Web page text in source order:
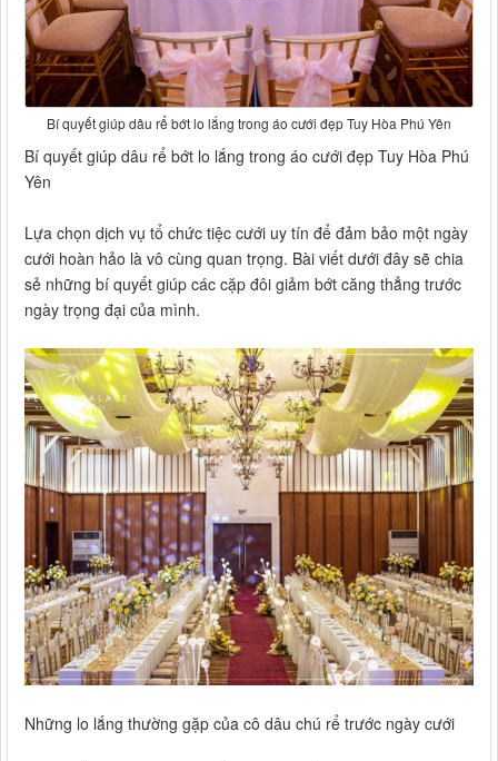
Bí quyết giúp dâu rể bớt lo lắng trong áo cưới đẹp Tuy Hòa Phú Yên
Bí quyết giúp dâu rể bớt lo lắng trong áo cưới đẹp Tuy Hòa Phú
Yên
Lựa chọn dịch vụ tổ chức tiệc cưới uy tín để đảm bảo một ngày
cưới hoàn hảo là vô cùng quan trọng. Bài viết dưới đây sẽ chia
sẻ những bí quyết giúp các cặp đôi giảm bớt căng thẳng trước
ngày trọng đại của mình.
Những lo lắng thường gặp của cô dâu chú rể trước ngày cưới